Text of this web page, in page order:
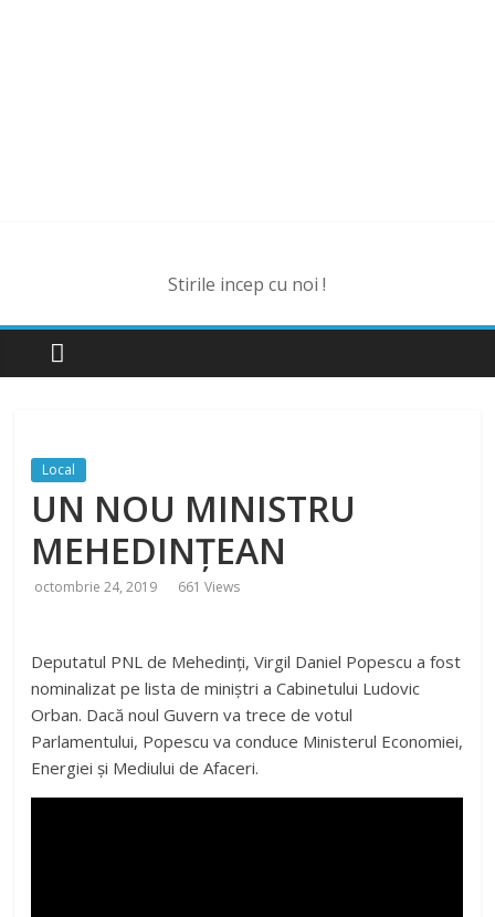
Stirile incep cu noi !
Local
UN NOU MINISTRU
MEHEDINȚEAN
octombrie 24, 2019 661 Views
Deputatul PNL de Mehedinți, Virgil Daniel Popescu a fost
nominalizat pe lista de miniștri a Cabinetului Ludovic
Orban. Dacă noul Guvern va trece de votul
Parlamentului, Popescu va conduce Ministerul Economiei,
Energiei și Mediului de Afaceri.